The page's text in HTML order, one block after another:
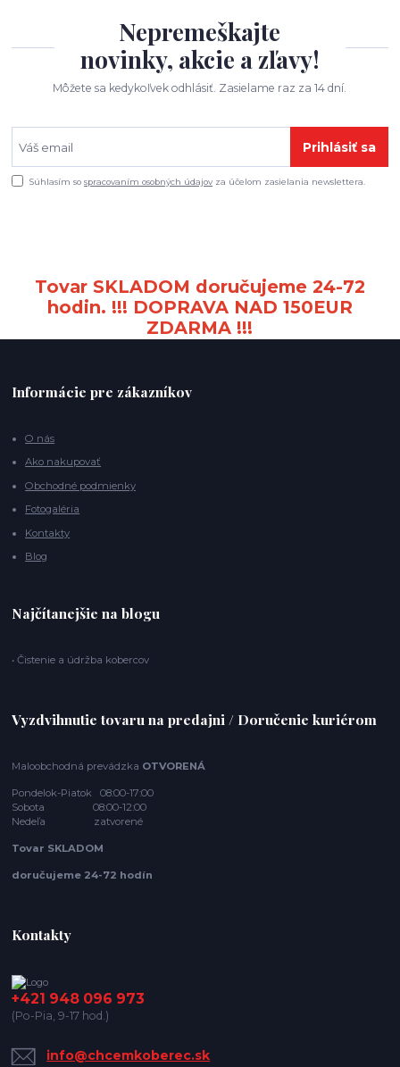
Nepremeškajte
novinky, akcie a zľavy!
Môžete sa kedykoľvek odhlásiť. Zasielame raz za 14 dní.
Prihlásiť sa
Súhlasím sospracovaním osobných údajov za účelom zasielania newslettera.
Tovar SKLADOM doručujeme 24-72
hodin. !!! DOPRAVA NAD 150EUR
ZDARMA !!!
Informácie pre zákazníkov
O nás
Ako nakupovať
Obchodné podmienky
Fotogaléria
Kontakty
Blog
Najčítanejšie na blogu
• Čistenie a údržba kobercov
Vyzdvihnutie tovaru na predajni / Doručenie kuriérom
Maloobchodná prevádzka OTVORENÁ
Pondelok-Piatok 08:00-17:00
Sobota 08:00-12:00
Nedeľa zatvorené
Tovar SKLADOM
doručujeme 24-72 hodín
Kontakty
+421 948 096 973
(Po-Pia, 9-17 hod.)
info@chcemkoberec.sk